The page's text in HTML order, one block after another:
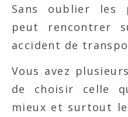
Sans oublier les
peut rencontrer
accident de
Vous avez
de choisir celle
mieux et surtout